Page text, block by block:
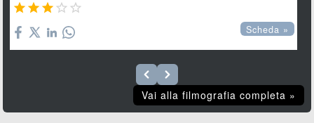
    
Scheda »
Vai alla filmografia completa »